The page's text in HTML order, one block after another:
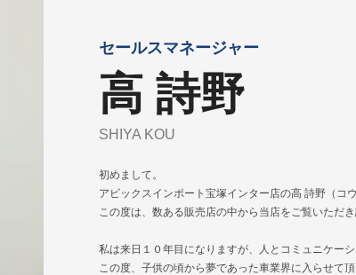
セールスマネージャー
高 詩野
SHIYA KOU
初めまして。
アビックスインポート宝塚インター店の高 詩野（コ
この度は、数ある販売店の中から当店をご覧いただ
私は来日１０年目になりますが、人とコミュニケー
この度、子供の頃から夢であった車業界に入らせて頂